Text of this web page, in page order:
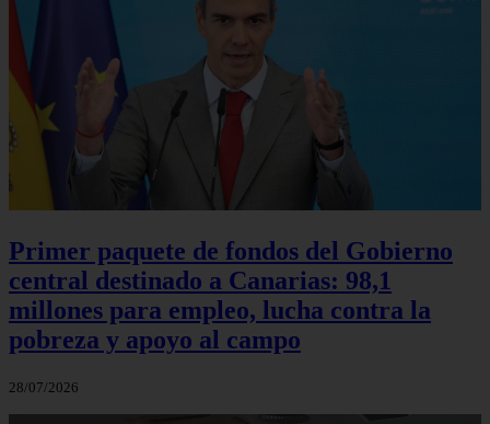
Primer paquete de fondos del Gobierno
central destinado a Canarias: 98,1
millones para empleo, lucha contra la
pobreza y apoyo al campo
28/07/2026